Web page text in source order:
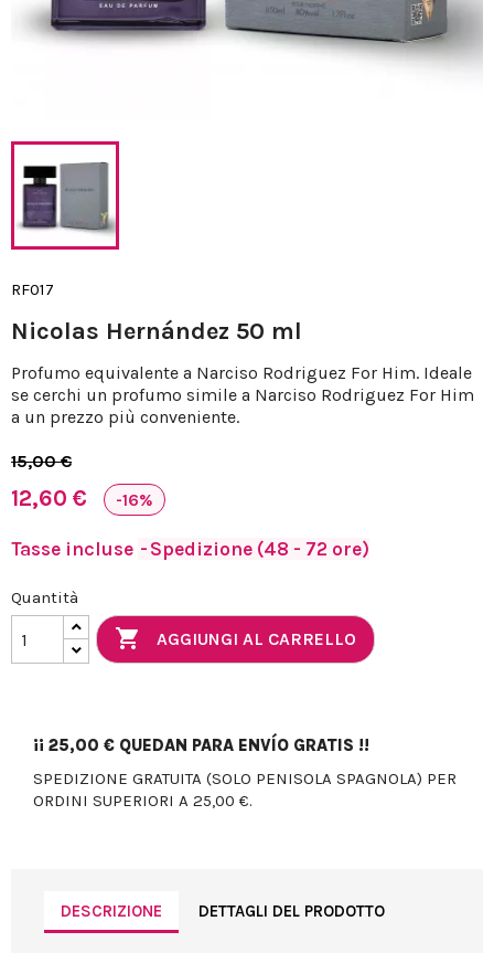
RF017
Nicolas Hernández 50 ml
Profumo equivalente a Narciso Rodriguez For Him. Ideale
se cerchi un profumo simile a Narciso Rodriguez For Him
a un prezzo più conveniente.
15,00 €
12,60 € -16%
Tasse incluse Spedizione (48 - 72 ore)
Quantità
 AGGIUNGI AL CARRELLO
¡¡ 25,00 € QUEDAN PARA ENVÍO GRATIS !!
SPEDIZIONE GRATUITA (SOLO PENISOLA SPAGNOLA) PER
ORDINI SUPERIORI A 25,00 €.
DESCRIZIONE DETTAGLI DEL PRODOTTO